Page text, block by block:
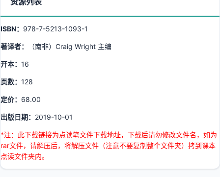
ISBN： 978-7-5213-1093-1
著译者： （南非）Craig Wright 主编
开本： 16
页数： 128
定价： 68.00
出版日期： 2019-10-01
*注：此下载链接为点读笔文件下载地址，下载后请勿修改文件名，如为
rar文件，请解压后，将解压文件（注意不要复制整个文件夹）拷到课本
点读文件夹内。